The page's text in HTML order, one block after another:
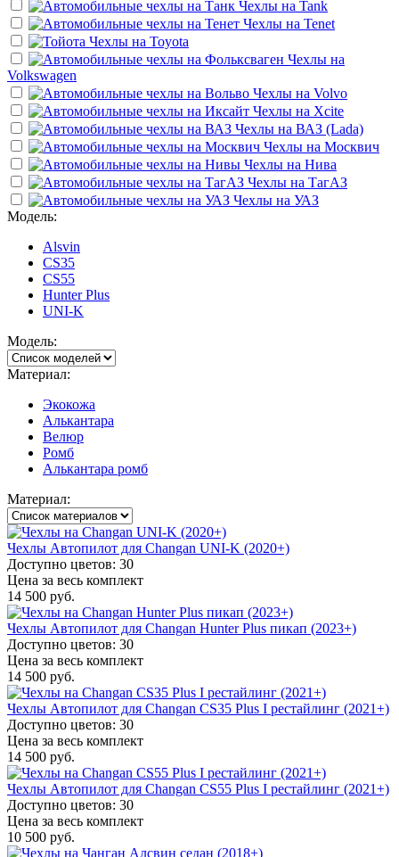
Чехлы на Tank
Чехлы на Tenet
Чехлы на Toyota
Чехлы на
Volkswagen
Чехлы на Volvo
Чехлы на Xcite
Чехлы на ВАЗ (Lada)
Чехлы на Москвич
Чехлы на Нива
Чехлы на ТагАЗ
Чехлы на УАЗ
Модель:
Alsvin
CS35
CS55
Hunter Plus
UNI-K
Модель:
Материал:
Экокожа
Алькантара
Велюр
Ромб
Алькантара ромб
Материал:
Чехлы Автопилот для Changan UNI-K (2020+)
Доступно цветов: 30
Цена за весь комплект
14 500 руб.
Чехлы Автопилот для Changan Hunter Plus пикап (2023+)
Доступно цветов: 30
Цена за весь комплект
14 500 руб.
Чехлы Автопилот для Changan CS35 Plus I рестайлинг (2021+)
Доступно цветов: 30
Цена за весь комплект
14 500 руб.
Чехлы Автопилот для Changan CS55 Plus I рестайлинг (2021+)
Доступно цветов: 30
Цена за весь комплект
10 500 руб.